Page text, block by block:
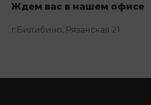
Ждем вас в нашем офисе
г.Билибино, Рязанская 21